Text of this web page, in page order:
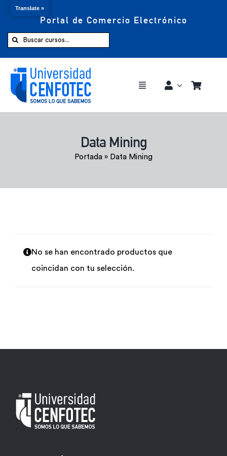
Portal de Comercio Electrónico
Buscar:
Toggle
Comprar ahora
Data Mining
Portada » Data Mining
No se han encontrado productos que
coincidan con tu selección.
Translate »